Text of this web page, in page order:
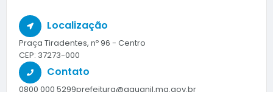
Localização
Praça Tiradentes, nº 96 - Centro
CEP: 37273-000
Contato
0800 000 5299prefeitura@aguanil.mg.gov.br